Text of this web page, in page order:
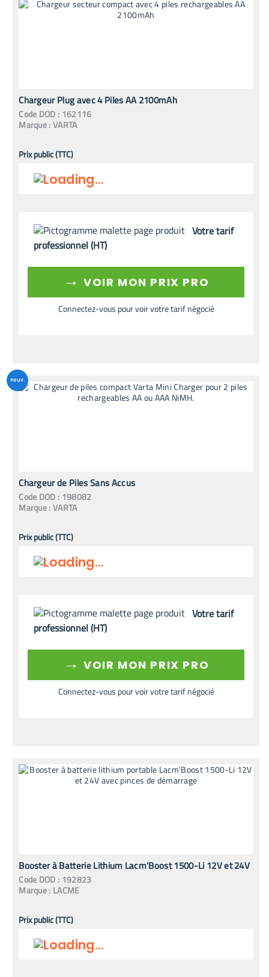
Chargeur Plug avec 4 Piles AA 2100mAh
Code DOD : 162116
Marque :VARTA
Prix public (TTC)
Votre tarif
professionnel (HT)
→ VOIR MON PRIX PRO
Connectez-vous pour voir votre tarif négocié
nouv.
Chargeur de Piles Sans Accus
Code DOD : 198082
Marque :VARTA
Prix public (TTC)
Votre tarif
professionnel (HT)
→ VOIR MON PRIX PRO
Connectez-vous pour voir votre tarif négocié
Booster à Batterie Lithium Lacm'Boost 1500-Li 12V et 24V
Code DOD : 192823
Marque : LACME
Prix public (TTC)